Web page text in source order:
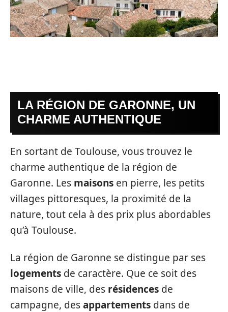
LA RÉGION DE GARONNE, UN
CHARME AUTHENTIQUE
En sortant de Toulouse, vous trouvez le
charme authentique de la région de
Garonne. Les maisons en pierre, les petits
villages pittoresques, la proximité de la
nature, tout cela à des prix plus abordables
qu’à Toulouse.
La région de Garonne se distingue par ses
logements de caractère. Que ce soit des
maisons de ville, des résidences de
campagne, desappartements dans de